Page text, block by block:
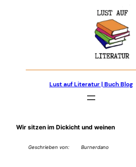
Lust auf Literatur | Buch Blog
Wir sitzen im Dickicht und weinen
Geschrieben von: Burnerdano